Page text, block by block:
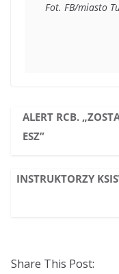
Fot. FB/miasto
ALERT RCB.
ESZ”
INSTRUKTORZY
Share This Post: